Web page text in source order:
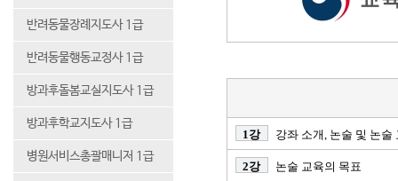
반려동물장례지도사 1급
반려동물행동교정사 1급
방과후돌봄교실지도사 1급
방과후학교지도사 1급
병원서비스총괄매니저 1급
1강 강좌 소개, 논술 및 논술
2강 논술 교육의 목표